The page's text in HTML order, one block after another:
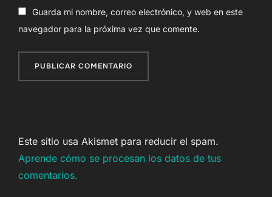
Guarda mi nombre, correo electrónico, y web en este
navegador para la próxima vez que comente.
Este sitio usa Akismet para reducir el spam.
Aprende cómo se procesan los datos de tus
comentarios.